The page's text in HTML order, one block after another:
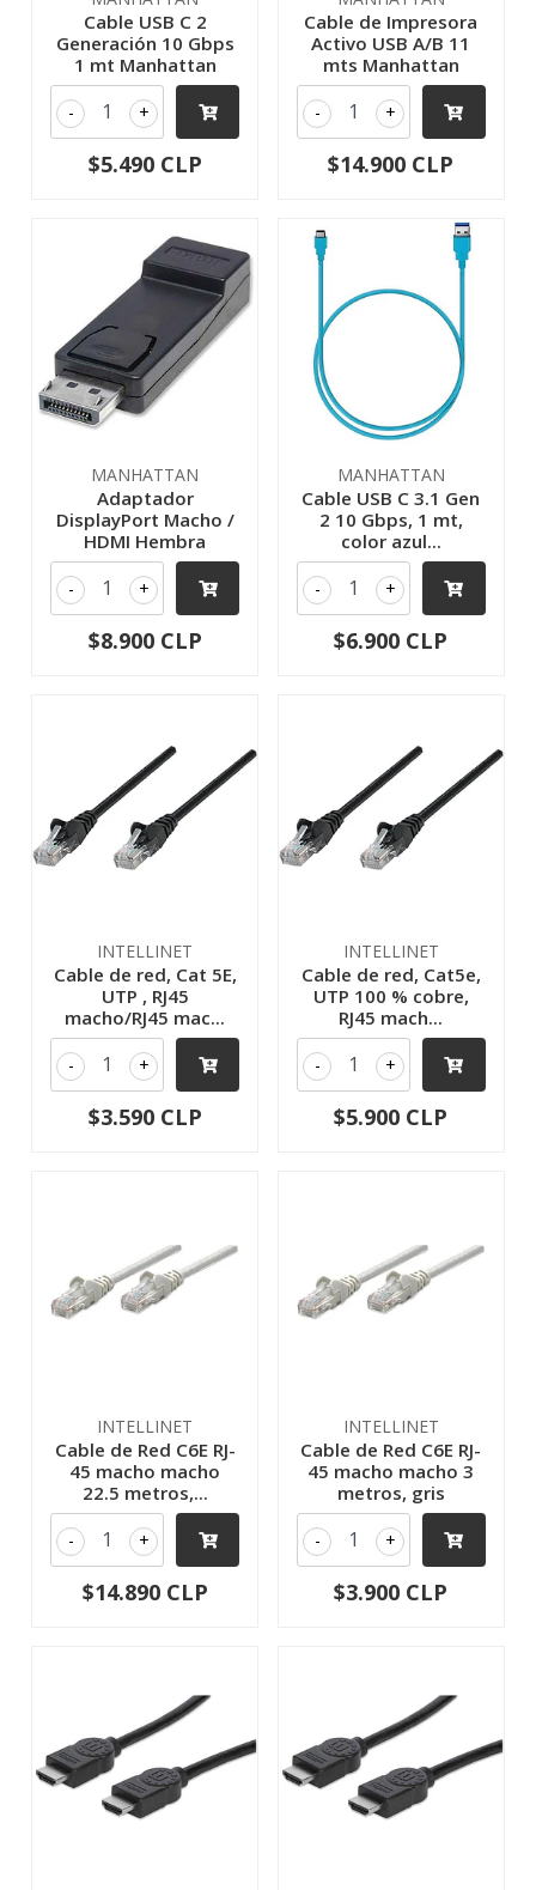
Cable USB C 2
Generación 10 Gbps
1 mt Manhattan
+
-
$5.490 CLP
Cable de Impresora
Activo USB A/B 11
mts Manhattan
+
-
$14.900 CLP
MANHATTAN
Adaptador
DisplayPort Macho /
HDMI Hembra
+
-
$8.900 CLP
MANHATTAN
Cable USB C 3.1 Gen
2 10 Gbps, 1 mt,
color azul...
+
-
$6.900 CLP
INTELLINET
Cable de red, Cat 5E,
UTP , RJ45
macho/RJ45 mac...
+
-
$3.590 CLP
INTELLINET
Cable de red, Cat5e,
UTP 100 % cobre,
RJ45 mach...
+
-
$5.900 CLP
INTELLINET
Cable de Red C6E RJ-
45 macho macho
22.5 metros,...
+
-
$14.890 CLP
INTELLINET
Cable de Red C6E RJ-
45 macho macho 3
metros, gris
+
-
$3.900 CLP